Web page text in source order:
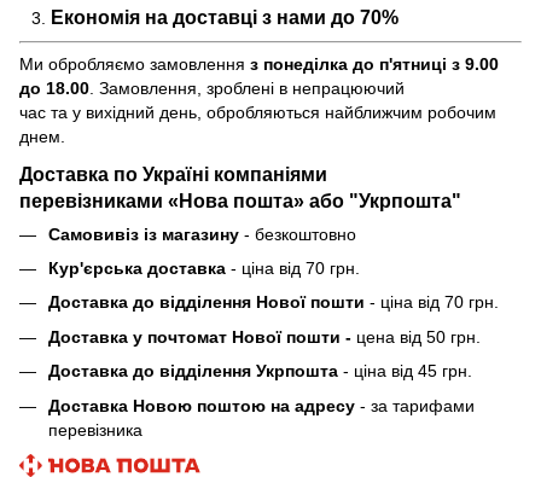
Економія на доставці з нами до 70%
Ми обробляємо замовлення з понеділка до п'ятниці з 9.00
до 18.00 . Замовлення, зроблені в непрацюючий
час та у вихідний день, обробляються найближчим робочим
днем.
Доставка по Україні компаніями
перевізниками «Нова пошта» або "Укрпошта"
Самовивіз із магазину - безкоштовно
Кур'єрська доставка - ціна від 70 грн.
Доставка до відділення Нової пошти - ціна від 70 грн.
Доставка у почтомат Нової пошти - цена від 50 грн.
Доставка до відділення Укрпошта - ціна від 45 грн.
Доставка Новою поштою на адресу - за тарифами
перевізника